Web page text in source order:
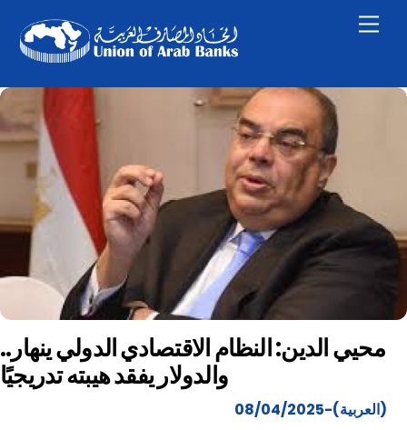
content
محيي الدين: النظام الاقتصادي الدولي ينهار..
والدولار يفقد هيبته تدريجيًا
(العربية)-08/04/2025